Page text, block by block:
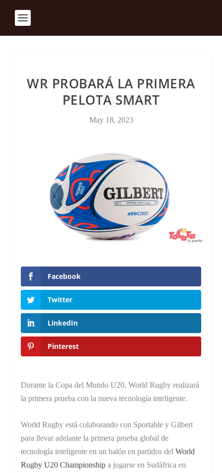
WR PROBARÁ LA PRIMERA
PELOTA SMART
May 18, 2023
Facebook
Twitter
LinkedIn
Pinterest
Durante la Copa del Mundo U20, World Rugby realizará
la primera prueba con la nueva tecnología inteligente.
World Rugby está colaborando con Sportable y Gilbert
para llevar adelante la primera prueba global de
tecnología inteligente en un balón en partidos delWorld
Rugby U20 Championship a jugarse en Sudáfrica en